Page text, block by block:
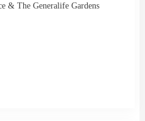
& The Generalife Gardens